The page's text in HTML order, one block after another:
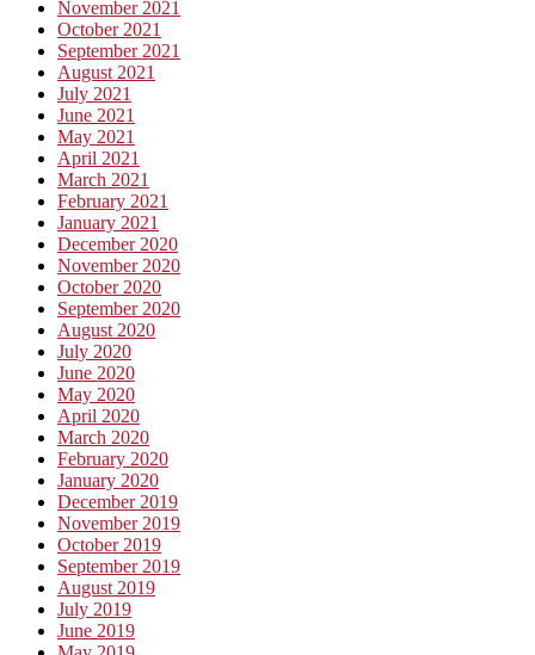
November 2021
October 2021
September 2021
August 2021
July 2021
June 2021
May 2021
April 2021
March 2021
February 2021
January 2021
December 2020
November 2020
October 2020
September 2020
August 2020
July 2020
June 2020
May 2020
April 2020
March 2020
February 2020
January 2020
December 2019
November 2019
October 2019
September 2019
August 2019
July 2019
June 2019